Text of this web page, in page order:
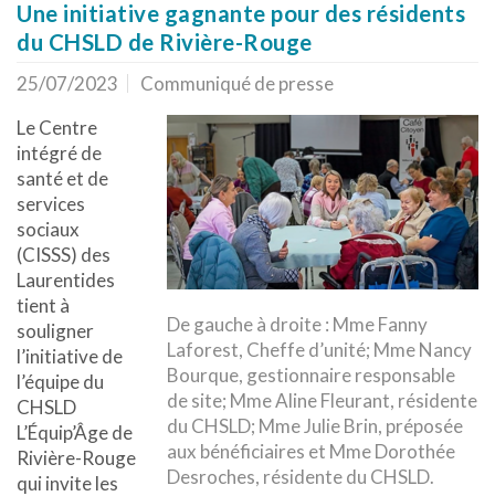
Une initiative gagnante pour des résidents
du CHSLD de Rivière-Rouge
25/07/2023 Communiqué de presse
De gauche à droite : Mme Fanny
Laforest, Cheffe d’unité; Mme Nancy
Bourque, gestionnaire responsable
de site; Mme Aline Fleurant, résidente
du CHSLD; Mme Julie Brin, préposée
aux bénéficiaires et Mme Dorothée
Desroches, résidente du CHSLD.
Le Centre
intégré de
santé et de
services
sociaux
(CISSS) des
Laurentides
tient à
souligner
l’initiative de
l’équipe du
CHSLD
L’Équip’Âge de
Rivière-Rouge
qui invite les